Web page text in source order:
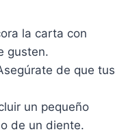
la carta con
gusten.
de que tus
un pequeño
de un diente.